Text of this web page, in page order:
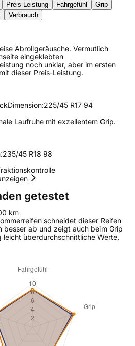
Preis-Leistung Fahrgefühl
Grip
Verbrauch
Abrollgeräusche. Vermutlich
eingeklebten
noch unklar, aber im ersten
dieser Preis-Leistung.
Dimension:225/45 R17 94
Laufruhe mit exzellentem Grip.
235/45 R18 98
getestet
km
schneidet dieser Reifen
besser ab und zeigt auch beim Grip
leicht überdurchschnittliche Werte.